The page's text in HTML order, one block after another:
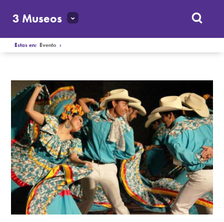
3 Museos
Estas en:Evento ›